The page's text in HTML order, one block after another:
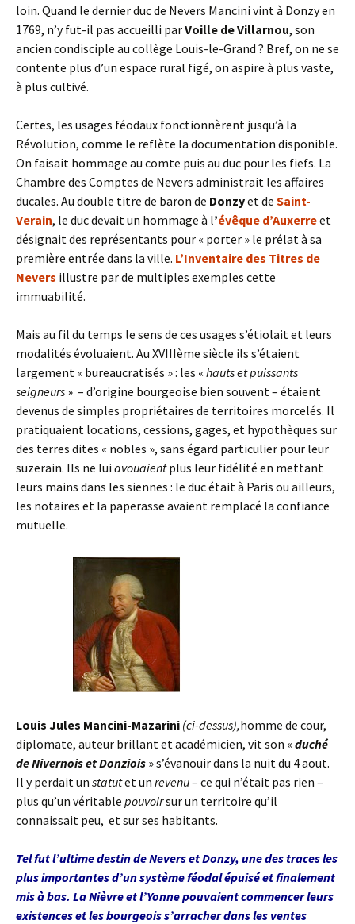
loin. Quand le dernier duc de Nevers Mancini vint à Donzy en
1769, n’y fut-il pas accueilli parVoille de Villarnou, son
ancien condisciple au collège Louis-le-Grand ? Bref, on ne se
contente plus d’un espace rural figé, on aspire à plus vaste,
à plus cultivé.
Certes, les usages féodaux fonctionnèrent jusqu’à la
Révolution, comme le reflète la documentation disponible.
On faisait hommage au comte puis au duc pour les fiefs. La
Chambre des Comptes de Nevers administrait les affaires
ducales. Au double titre de baron de Donzyet de Saint-
Verain, le duc devait un hommage à l’évêque d’Auxerreet
désignait des représentants pour « porter » le prélat à sa
première entrée dans la ville. L’Inventaire des Titres de
Nevers illustre par de multiples exemples cette
immuabilité.
Mais au fil du temps le sens de ces usages s’étiolait et leurs
modalités évoluaient. Au XVIIIème siècle ils s’étaient
largement « bureaucratisés » : les « hauts et puissants
seigneurs » – d’origine bourgeoise bien souvent – étaient
devenus de simples propriétaires de territoires morcelés. Il
pratiquaient locations, cessions, gages, et hypothèques sur
des terres dites « nobles », sans égard particulier pour leur
suzerain. Ils ne lui avouaientplus leur fidélité en mettant
leurs mains dans les siennes : le duc était à Paris ou ailleurs,
les notaires et la paperasse avaient remplacé la confiance
mutuelle.
Louis Jules Mancini-Mazarini (ci-dessus),homme de cour,
diplomate, auteur brillant et académicien, vit son « duché
de Nivernois et Donziois » s’évanouir dans la nuit du 4 aout.
Il y perdait un statutet un revenu– ce qui n’était pas rien –
plus qu’un véritable pouvoirsur un territoire qu’il
connaissait peu, et sur ses habitants.
Tel fut l’ultime destin de Nevers et Donzy, une des traces les
plus importantes d’un système féodal épuisé et finalement
mis à bas. La Nièvre et l’Yonne pouvaient commencer leurs
existences et les bourgeois s’arracher dans les ventes